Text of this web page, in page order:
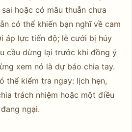
hoặc có mâu thuẫn chưa
có thể khiến bạn nghĩ về cam
áp lực tiến độ; lễ cưới bị hủy
cầu dừng lại trước khi đồng ý
xem nó là dự báo chia tay.
thể kiểm tra ngay: lịch hẹn,
trách nhiệm hoặc một điều
ngại.